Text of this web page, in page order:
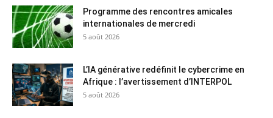
Programme des rencontres amicales
internationales de mercredi
5 août 2026
L’IA générative redéfinit le cybercrime en
Afrique : l’avertissement d’INTERPOL
5 août 2026